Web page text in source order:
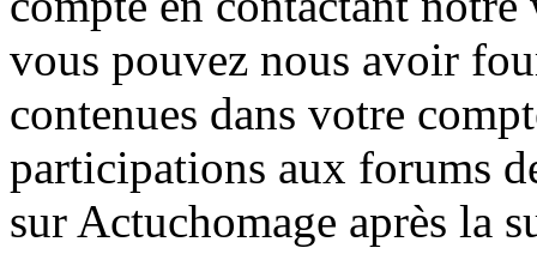
vous pouvez nous avoir
contenues dans votre
participations aux forums
sur Actuchomage après la